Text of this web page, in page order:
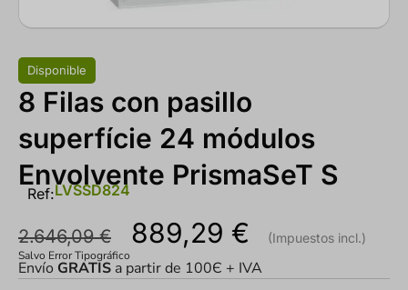
Disponible
8 Filas con pasillo
superfície 24 módulos
Envolvente PrismaSeT S
Ref:LVSSD824
2.646,09€ 889,29 €
Salvo Error Tipográfico
Envío GRATIS a partir de 100Є + IVA